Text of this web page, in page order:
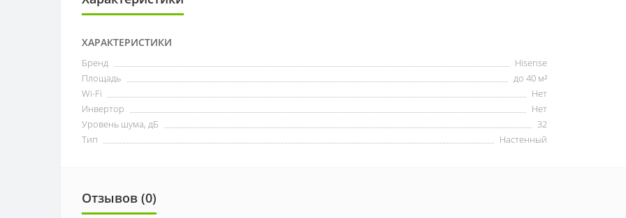
ХАРАКТЕРИСТИКИ
Бренд
Hisense
Площадь
до 40 м²
Wi-Fi
Нет
Инвертор
Нет
Уровень шума, дБ
32
Тип
Настенный
Отзывов (0)